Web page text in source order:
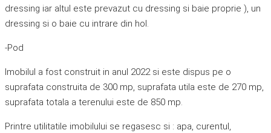
dressing iar altul este prevazut cu dressing si baie proprie ), un
dressing si o baie cu intrare din hol.
-Pod
Imobilul a fost construit in anul 2022 si este dispus pe o
suprafata construita de 300 mp, suprafata utila este de 270 mp,
suprafata totala a terenului este de 850 mp.
Printre utilitatile imobilului se regasesc si : apa, curentul,